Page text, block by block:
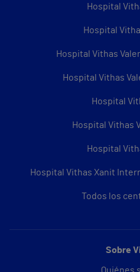
Hospital
Hospital
Hospital Vithas
Hospital Vithas
Hospital
Hospital Vithas
Hospital
Hospital Vithas Xanit
Todos los
Sobre